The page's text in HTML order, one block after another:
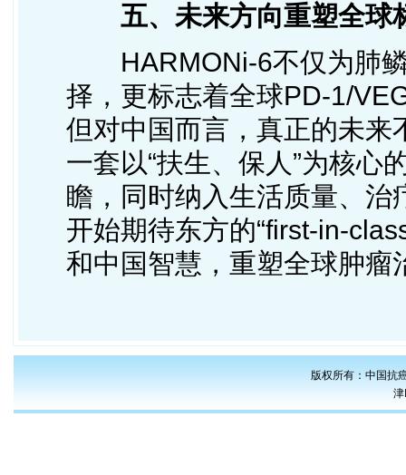
五、未来方向重塑全
HARMONi-6不仅为肺鳞
择，更标志着全球PD-1/
但对中国而言，真正的未来
一套以“扶生、保人”为核心
瞻，同时纳入生活质量、
开始期待东方的“first-in-
和中国智慧，重塑全球肿瘤
版权所有：中国抗